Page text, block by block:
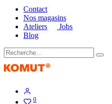
Contact
Nos magasins
Ateliers
Jobs
Blog
0